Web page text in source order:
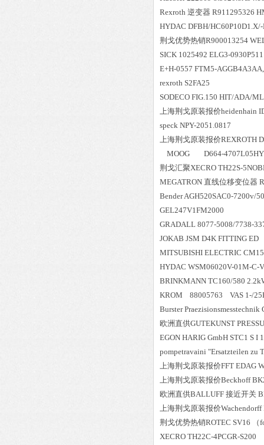
Rexroth 逆变器 R911295326
HYDAC DFBH/
荆戈优势热销R900013254
SICK 1025492 ELG3-
E+H-0557 FTM5-
rexroth S2FA25
SODECO FIG.150 HIT/ADA/
上海荆戈原装报价heidenhain
speck NPY-2051.0817
上海荆戈原装报价REXROTH
MOOG D664-
荆戈汇聚XECRO TH22S-
MEGATRON 直线位移变位器
Bender AGH520SAC0-7200v/
GEL247V1FM2000
GRADALL 8077-5008/7738-
JOKAB JSM D4K FITTING ED
MITSUBISHI ELECTRIC
HYDAC WSM06020V-01M-C-
BRINKMANN TC160/580
KROM 88005763 VAS 1-/
Burster
欧洲直供GUTEKUNST
EGON HARIG GmbH STC1 S I
pompetravaini "Ersatzteilen zu
上海荆戈原装报价FFT EDAG
上海荆戈原装报价Beckhoff
欧洲直供BALLUFF 接近开关
上海荆戈原装报价Wachendorff
荆戈优势热销ROTEC SV16 （
XECRO TH22C-4PCGR-S200